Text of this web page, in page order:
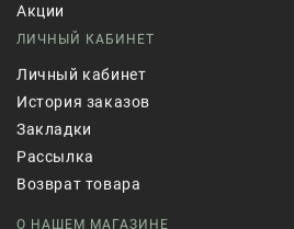
Акции
ЛИЧНЫЙ КАБИНЕТ
Личный кабинет
История заказов
Закладки
Рассылка
Возврат товара
О НАШЕМ МАГАЗИНЕ